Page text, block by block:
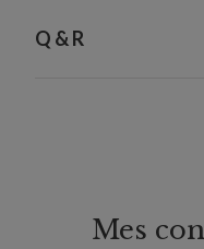
Q & R
Mes